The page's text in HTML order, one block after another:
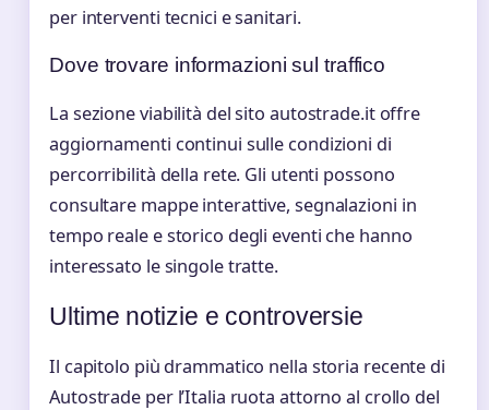
per interventi tecnici e sanitari.
Dove trovare informazioni sul traffico
La sezione viabilità del sito autostrade.it offre
aggiornamenti continui sulle condizioni di
percorribilità della rete. Gli utenti possono
consultare mappe interattive, segnalazioni in
tempo reale e storico degli eventi che hanno
interessato le singole tratte.
Ultime notizie e controversie
Il capitolo più drammatico nella storia recente di
Autostrade per l’Italia ruota attorno al crollo del